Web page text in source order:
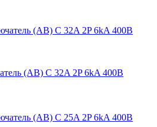
(АВ) C 32A 2P 6kA 400В